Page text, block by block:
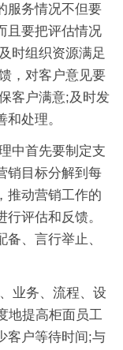
服务情况不但要
且要把评估情况
时组织资源满足
，对客户意见要
客户满意;及时发
处理。
中首先要制定支
销目标分解到每
推动营销工作的
评估和反馈。
、言行举止、
业务、流程、设
地提高柜面员工
客户等待时间;与